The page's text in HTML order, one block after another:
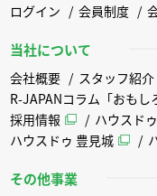
ログイン 会員制度
当社について
会社概要 スタッフ紹介
R-JAPANコラム「おもし
採用情報
ハウスド
ハウスドゥ 豊見城
その他事業